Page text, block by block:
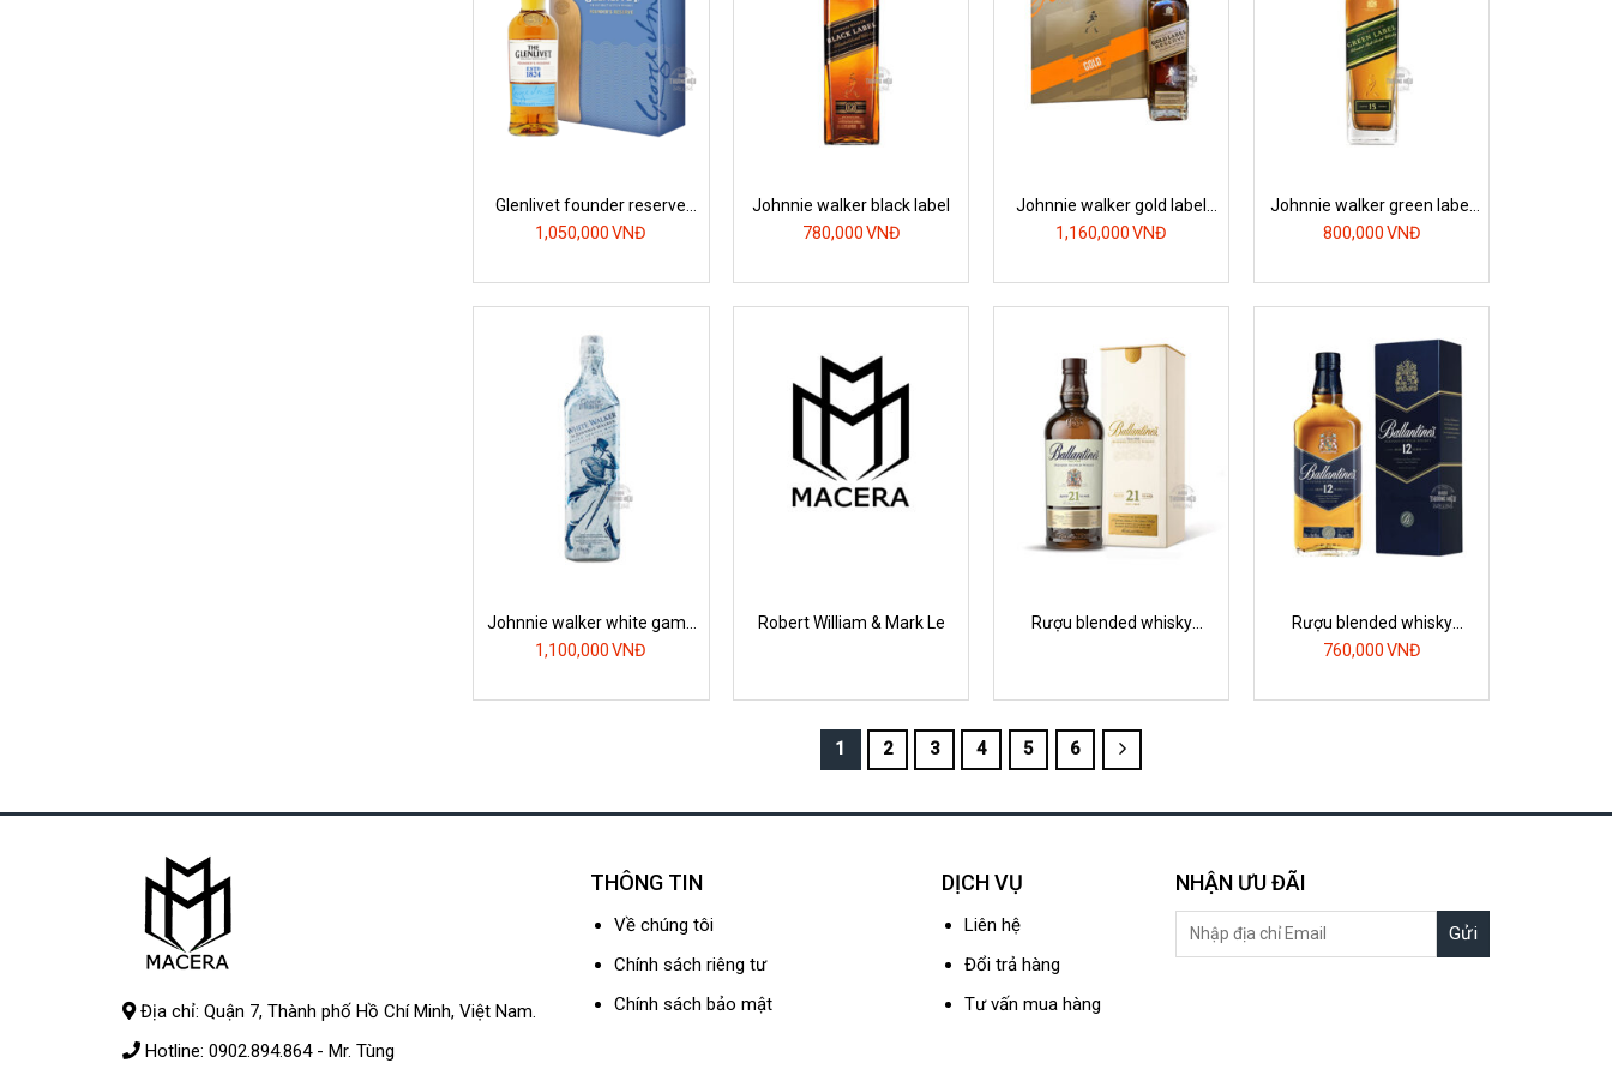
Glenlivet founder reserve
1824 hộp quà
1,050,000 VNĐ
Johnnie walker black label
780,000VNĐ
Johnnie walker gold label
700ml hộp quà tết
1,160,000VNĐ
Johnnie walker green label
15yo
800,000VNĐ
Johnnie walker white game
of thrones
1,100,000 VNĐ
Robert William & Mark Le
Rượu blended whisky
Rượu blended whisky
ballantines 12yo
760,000VNĐ
1 2 3 4 5 6
Địa chỉ: Quận 7, Thành phố Hồ Chí Minh, Việt Nam.
Hotline: 0902.894.864- Mr. Tùng
THÔNG TIN
Về chúng tôi
Chính sách riêng tư
Chính sách bảo mật
DỊCH VỤ
Liên hệ
Đổi trả hàng
Tư vấn mua hàng
NHẬN ƯU ĐÃI